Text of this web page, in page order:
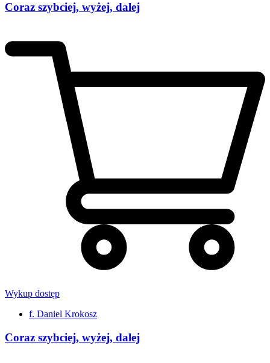
Coraz szybciej, wyżej, dalej
Wykup dostęp
f. Daniel Krokosz
Coraz szybciej, wyżej, dalej